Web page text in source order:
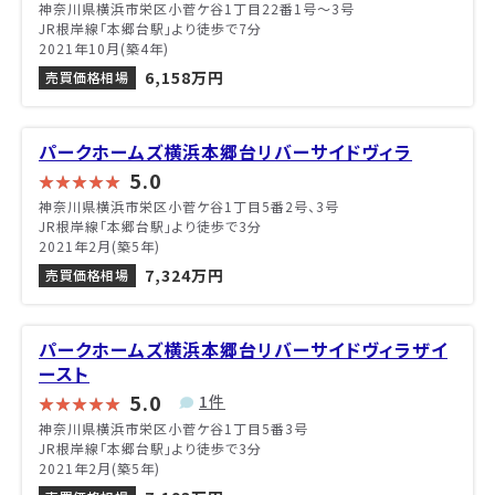
神奈川県横浜市栄区小菅ケ谷1丁目22番1号〜3号
JR根岸線「本郷台駅」より徒歩で7分
2021年10月(築4年)
売買価格相場
6,158万円
パークホームズ横浜本郷台リバーサイドヴィラ
5.0
神奈川県横浜市栄区小菅ケ谷1丁目5番2号、3号
JR根岸線「本郷台駅」より徒歩で3分
2021年2月(築5年)
売買価格相場
7,324万円
パークホームズ横浜本郷台リバーサイドヴィラザイ
ースト
5.0 1件
神奈川県横浜市栄区小菅ケ谷1丁目5番3号
JR根岸線「本郷台駅」より徒歩で3分
2021年2月(築5年)